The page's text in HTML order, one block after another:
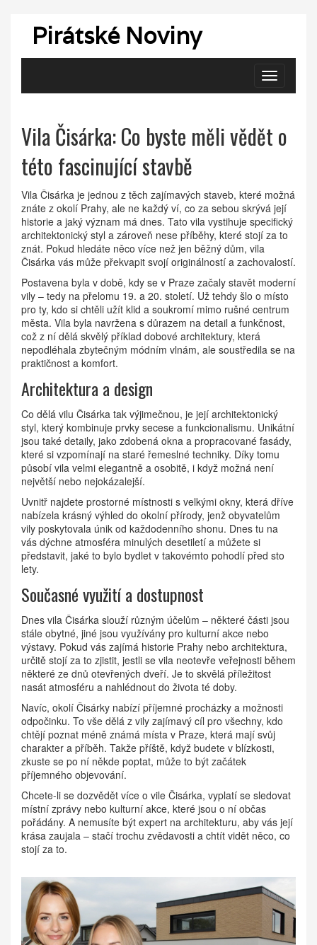
Pirátské Noviny
Zobrazit
navigaci
Vila Čisárka: Co byste měli vědět o
této fascinující stavbě
Vila Čisárka je jednou z těch zajímavých staveb, které možná
znáte z okolí Prahy, ale ne každý ví, co za sebou skrývá její
historie a jaký význam má dnes. Tato vila vystihuje specifický
architektonický styl a zároveň nese příběhy, které stojí za to
znát. Pokud hledáte něco více než jen běžný dům, vila
Čisárka vás může překvapit svojí originálností a zachovalostí.
Postavena byla v době, kdy se v Praze začaly stavět moderní
vily – tedy na přelomu 19. a 20. století. Už tehdy šlo o místo
pro ty, kdo si chtěli užít klid a soukromí mimo rušné centrum
města. Vila byla navržena s důrazem na detail a funkčnost,
což z ní dělá skvělý příklad dobové architektury, která
nepodléhala zbytečným módním vlnám, ale soustředila se na
praktičnost a komfort.
Architektura a design
Co dělá vilu Čisárka tak výjimečnou, je její architektonický
styl, který kombinuje prvky secese a funkcionalismu. Unikátní
jsou také detaily, jako zdobená okna a propracované fasády,
které si vzpomínají na staré řemeslné techniky. Díky tomu
působí vila velmi elegantně a osobitě, i když možná není
největší nebo nejokázalejší.
Uvnitř najdete prostorné místnosti s velkými okny, která dříve
nabízela krásný výhled do okolní přírody, jenž obyvatelům
vily poskytovala únik od každodenního shonu. Dnes tu na
vás dýchne atmosféra minulých desetiletí a můžete si
představit, jaké to bylo bydlet v takovémto pohodlí před sto
lety.
Současné využití a dostupnost
Dnes vila Čisárka slouží různým účelům – některé části jsou
stále obytné, jiné jsou využívány pro kulturní akce nebo
výstavy. Pokud vás zajímá historie Prahy nebo architektura,
určitě stojí za to zjistit, jestli se vila neotevře veřejnosti během
některé ze dnů otevřených dveří. Je to skvělá příležitost
nasát atmosféru a nahlédnout do života té doby.
Navíc, okolí Čisárky nabízí příjemné procházky a možnosti
odpočinku. To vše dělá z vily zajímavý cíl pro všechny, kdo
chtějí poznat méně známá místa v Praze, která mají svůj
charakter a příběh. Takže příště, když budete v blízkosti,
zkuste se po ní někde poptat, může to být začátek
příjemného objevování.
Chcete-li se dozvědět více o vile Čisárka, vyplatí se sledovat
místní zprávy nebo kulturní akce, které jsou o ní občas
pořádány. A nemusíte být expert na architekturu, aby vás její
krása zaujala – stačí trochu zvědavosti a chtít vidět něco, co
stojí za to.